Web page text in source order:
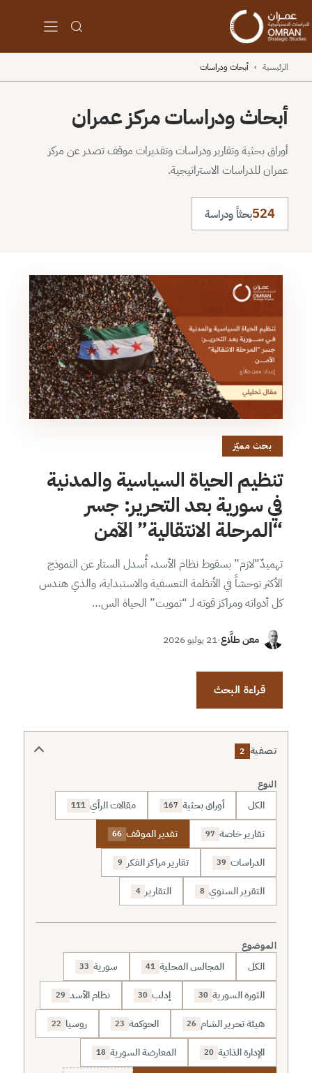
الرئيسية › أبحاث ودراسات
أبحاث ودراسات مركز عمران
أوراق بحثية وتقارير ودراسات وتقديرات موقف تصدر عن مركز
عمران للدراسات الاستراتيجية.
524بحثاً ودراسة
بحث مميّز
تنظيم الحياة السياسية والمدنية
في سورية بعد التحرير: جسر
“المرحلة الانتقالية” الآمن
تهميدٌ”لازم” بسقوط نظام الأسد، أُسدل الستار عن النموذج
الأكثر توحشاً في الأنظمة التعسفية والاستبداية، والذي هندس
كل أدواته ومراكز قوته لـ “تمويت” الحياة الس…
معن طلَّاع·21 يوليو 2026
قراءة البحث
تصفية 2
النوع
الكل أوراق بحثية 167 مقالات الرأي 111
تقارير خاصة 97 تقدير الموقف 66
الدراسات 39 تقارير مراكز الفكر 9
التقرير السنوي 8 التقارير 4
الموضوع
الكل المجالس المحلية 41 سورية 33
الثورة السورية 30 إدلب 30 نظام الأسد 29
هيئة تحرير الشام 26 الحوكمة 23 روسيا 22
الإدارة الذاتية 20 المعارضة السورية 18